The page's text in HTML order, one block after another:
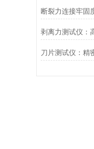
刀片测试仪：精